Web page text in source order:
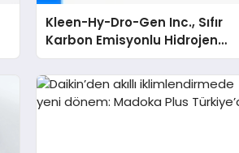
Kleen-Hy-Dro-Gen Inc., Sıfır
Karbon Emisyonlu Hidrojen
Isıtma Teknolojisinde ISO ve
TSSA Düzenleyici Onaylarını
Aldı